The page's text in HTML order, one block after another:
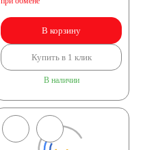
В корзину
Купить в 1 клик
В наличии